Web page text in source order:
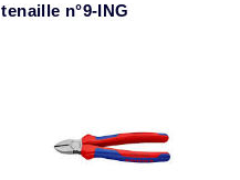
tenaille n°9-ING